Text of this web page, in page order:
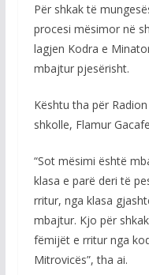
Për shkak të
procesi mësimor në
lagjen Kodra e
mbajtur pjesërisht.
Kështu tha për
shkolle, Flamur
“Sot mësimi është
klasa e parë deri të
rritur, nga klasa
mbajtur. Kjo për
fëmijët e rritur nga
Mitrovicës”, tha ai.